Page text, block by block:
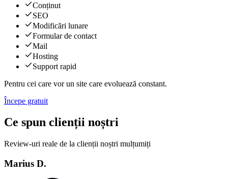
Conținut
SEO
Modificări lunare
Formular de contact
Mail
Hosting
Support rapid
Pentru cei care vor un site care evoluează constant.
Începe gratuit
Ce spun clienții noștri
Review-uri reale de la clienții noștri mulțumiți
Marius D.